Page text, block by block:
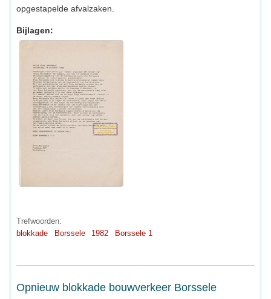
opgestapelde afvalzaken.
Bijlagen:
Trefwoorden:
blokkade
Borssele 1982 Borssele 1
Opnieuw blokkade bouwverkeer Borssele